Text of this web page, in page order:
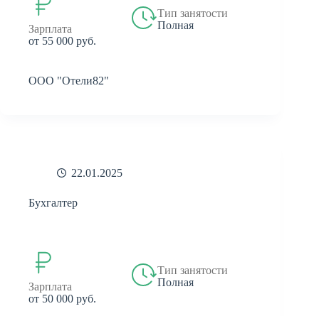
Зарплата
от 55 000 руб.
Тип занятости
Полная
ООО "Отели82"
22.01.2025
Бухгалтер
Зарплата
от 50 000 руб.
Тип занятости
Полная